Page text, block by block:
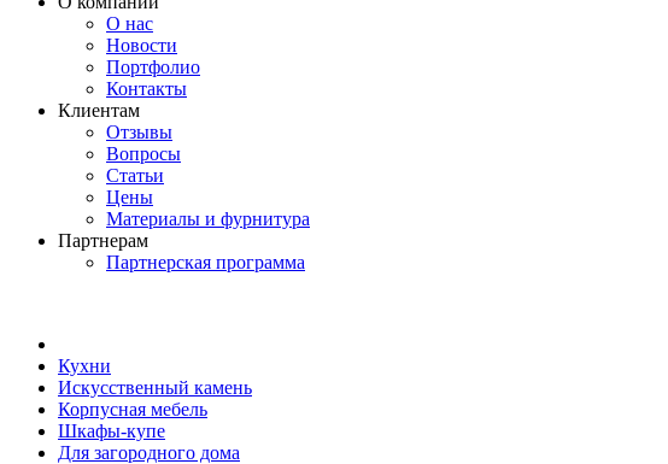
О нас
Новости
Портфолио
Контакты
Клиентам
Отзывы
Вопросы
Статьи
Цены
Материалы и фурнитура
Партнерам
Партнерская программа
Кухни
Искусственный камень
Корпусная мебель
Шкафы-купе
Для загородного дома